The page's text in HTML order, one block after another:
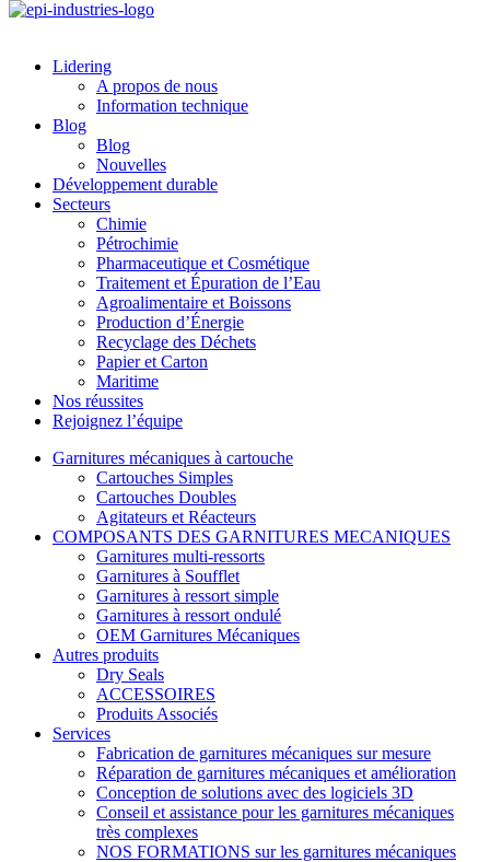
Lidering
A propos de nous
Information technique
Blog
Blog
Nouvelles
Développement durable
Secteurs
Chimie
Pétrochimie
Pharmaceutique et Cosmétique
Traitement et Épuration de l’Eau
Agroalimentaire et Boissons
Production d’Énergie
Recyclage des Déchets
Papier et Carton
Maritime
Nos réussites
Rejoignez l’équipe
Garnitures mécaniques à cartouche
Cartouches Simples
Cartouches Doubles
Agitateurs et Réacteurs
COMPOSANTS DES GARNITURES MECANIQUES
Garnitures multi-ressorts
Garnitures à Soufflet
Garnitures à ressort simple
Garnitures à ressort ondulé
OEM Garnitures Mécaniques
Autres produits
Dry Seals
ACCESSOIRES
Produits Associés
Services
Fabrication de garnitures mécaniques sur mesure
Réparation de garnitures mécaniques et amélioration
Conception de solutions avec des logiciels 3D
Conseil et assistance pour les garnitures mécaniques
très complexes
NOS FORMATIONS sur les garnitures mécaniques